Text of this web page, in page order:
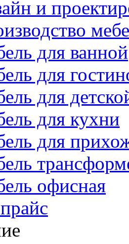
и
для ванной
для
для
для кухни
для
офисная